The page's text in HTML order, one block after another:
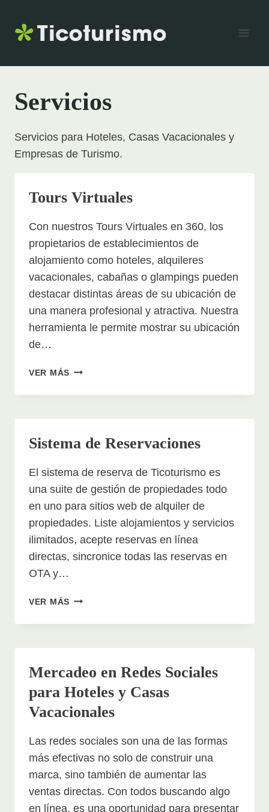
content
Servicios
Servicios para Hoteles, Casas Vacacionales y
Empresas de Turismo.
Tours Virtuales
Con nuestros Tours Virtuales en 360, los
propietarios de establecimientos de
alojamiento como hoteles, alquileres
vacacionales, cabañas o glampings pueden
destacar distintas áreas de su ubicación de
una manera profesional y atractiva. Nuestra
herramienta le permite mostrar su ubicación
de…
VER MÁS TOURS
Sistema de Reservaciones
El sistema de reserva de Ticoturismo es
una suite de gestión de propiedades todo
en uno para sitios web de alquiler de
propiedades. Liste alojamientos y servicios
ilimitados, acepte reservas en línea
directas, sincronice todas las reservas en
OTA y…
VER MÁS SISTEMA
RESERVACIONES
Mercadeo en Redes Sociales
para Hoteles y Casas
Vacacionales
Las redes sociales son una de las formas
más efectivas no solo de construir una
marca, sino también de aumentar las
ventas directas. Con todos buscando algo
en línea, es una oportunidad para presentar